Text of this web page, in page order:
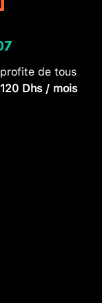
de tous
120 Dhs / mois